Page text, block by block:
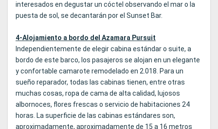
interesados en degustar un cóctel observando el mar o la
puesta de sol, se decantarán por el Sunset Bar.
4-Alojamiento a bordo del Azamara Pursuit
Independientemente de elegir cabina estándar o suite, a
bordo de este barco, los pasajeros se alojan en un elegante
y confortable camarote remodelado en 2.018. Para un
sueño reparador, todas las cabinas tienen, entre otras
muchas cosas, ropa de cama de alta calidad, lujosos
albornoces, flores frescas o servicio de habitaciones 24
horas. La superficie de las cabinas estándares son,
aproximadamente, aproximadamente de 15 a 16 metros